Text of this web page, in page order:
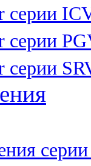
серии
серии
серии